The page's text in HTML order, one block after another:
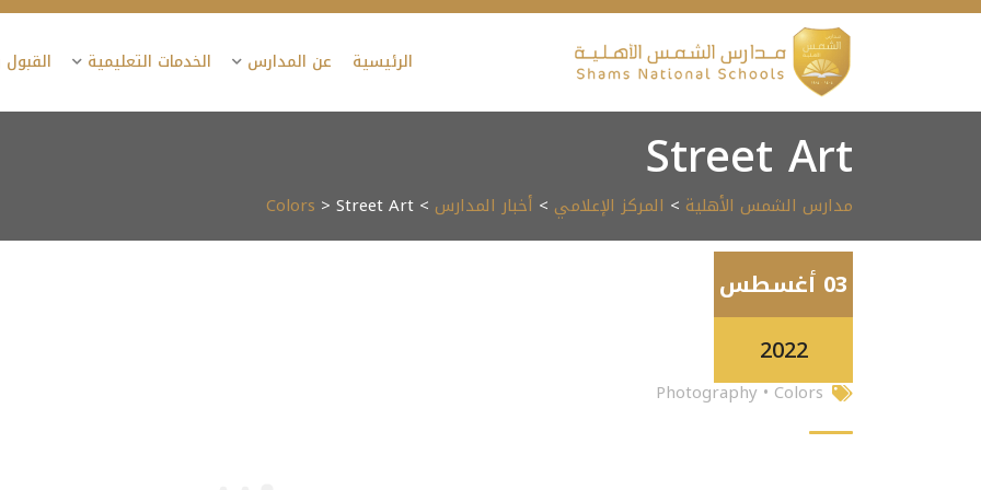
Skip
الرئيسية عن المدارس الخدمات التعليمية
Street Art
مدارس الشمس الأهلية > المركز الإعلامي > أخبار المدارس >
Colors > Street Art
03 أغسطس
2022
Colors
•
Photography